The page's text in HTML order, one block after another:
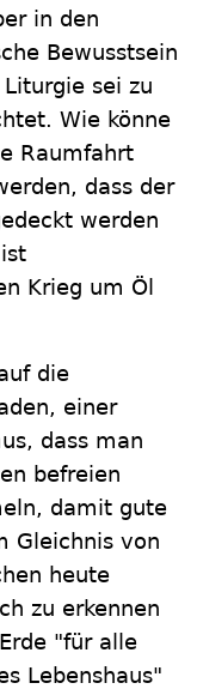
in den
Bewusstsein
sei zu
Wie könne
Raumfahrt
dass der
werden
Krieg um Öl
die
einer
dass man
befreien
damit gute
Gleichnis von
heute
zu erkennen
"für alle
Lebenshaus"